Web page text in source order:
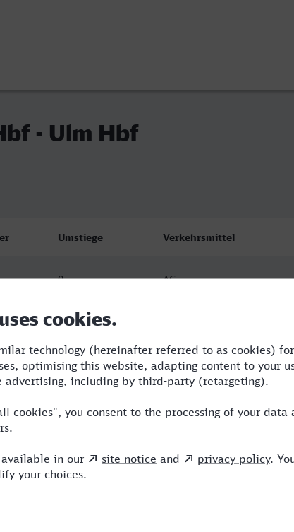
- Ulm Hbf
Umstiege Verkehrsmittel
0 AG
0 AG
0 AG